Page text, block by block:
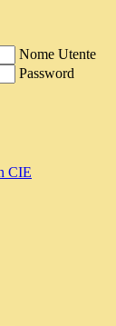
Nome Utente
Password
CIE